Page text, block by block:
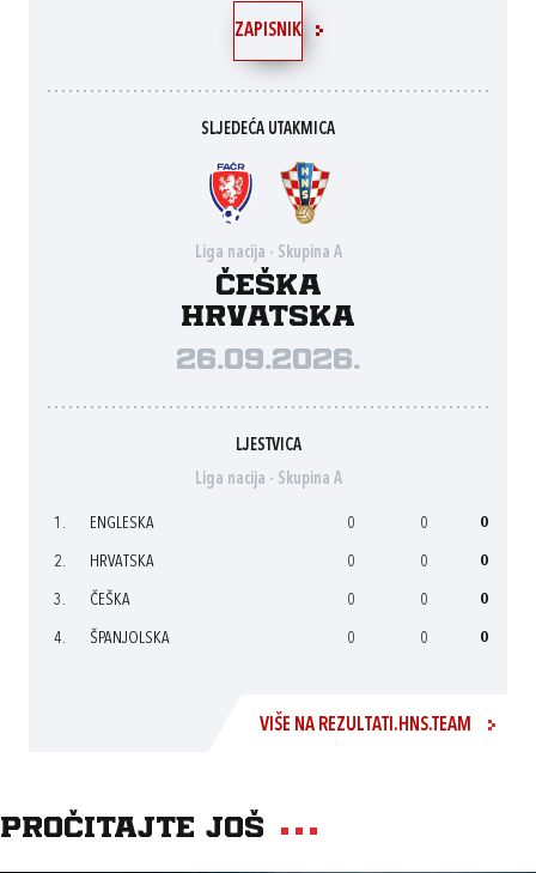
ZAPISNIK
SLJEDEĆA UTAKMICA
Liga nacija - Skupina A
Češka
Hrvatska
26.09.2026.
LJESTVICA
Liga nacija - Skupina A
1. ENGLESKA 0 0 0
2. HRVATSKA 0 0 0
3. ČEŠKA 0 0 0
4. ŠPANJOLSKA 0 0 0
VIŠE NA REZULTATI.HNS.TEAM
Pročitajte još